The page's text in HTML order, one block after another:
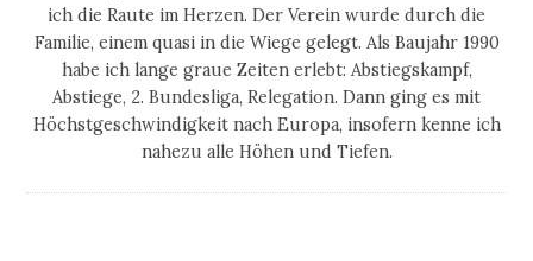
ich die Raute im Herzen. Der Verein wurde durch die
Familie, einem quasi in die Wiege gelegt. Als Baujahr 1990
habe ich lange graue Zeiten erlebt: Abstiegskampf,
Abstiege, 2. Bundesliga, Relegation. Dann ging es mit
Höchstgeschwindigkeit nach Europa, insofern kenne ich
nahezu alle Höhen und Tiefen.